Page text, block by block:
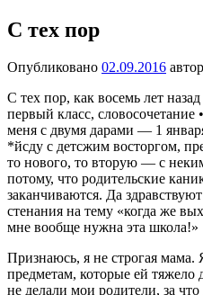
С тех пор
Опубликовано 02.09.2016
С тех пор, как восемь лет
первый класс, словосочетание
меня с двумя дарами — 1
*йсду с детсжим восторгом,
то нового, то вторую — с
потому, что родительские
заканчиваются. Да
стенания на тему «когда же
мне вообще нужна эта школа!»
Признаюсь, я не строгая
предметам, которые ей тяжело
не делали мои родители, за